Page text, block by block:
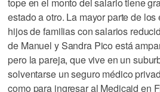
estado a otro. La mayor parte de
hijos de familias con salarios
de Manuel y Sandra Pico está
pero la pareja, que vive en un
solventarse un seguro médico
como para ingresar al Medicaid en